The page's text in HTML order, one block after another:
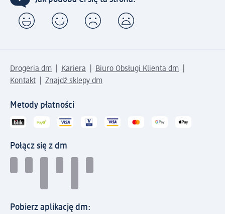
Drogeria dm Kariera
Biuro Obsługi Klienta dm
Kontakt
Znajdź sklepy dm
Metody płatności
Połącz się z dm
Pobierz aplikację dm: